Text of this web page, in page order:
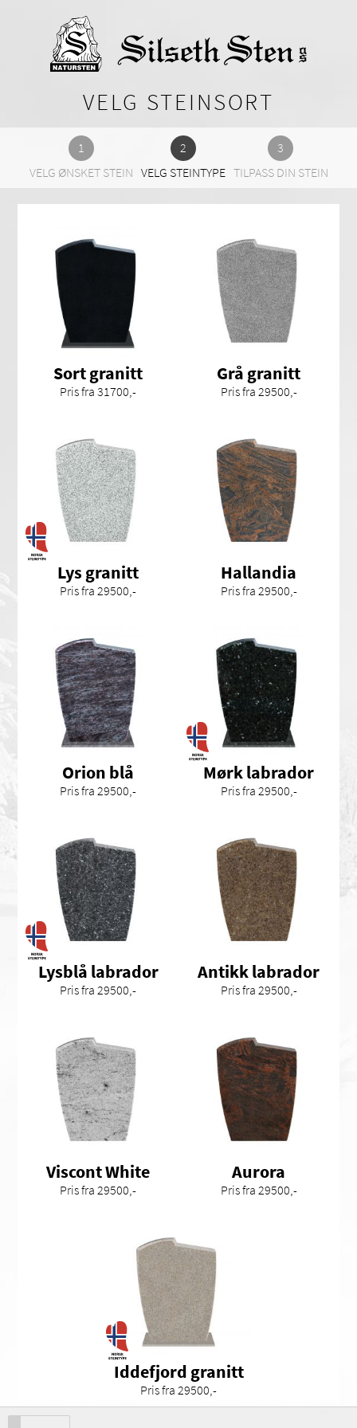
VELG STEINSORT
VELG ØNSKET STEIN VELG STEINTYPE TILPASS DIN STEIN
Sort granitt
Pris fra 31700,-
Grå granitt
Pris fra 29500,-
Lys granitt
Pris fra 29500,-
Hallandia
Pris fra 29500,-
Orion blå
Pris fra 29500,-
Mørk labrador
Pris fra 29500,-
Lysblå labrador
Pris fra 29500,-
Antikk labrador
Pris fra 29500,-
Viscont White
Pris fra 29500,-
Aurora
Pris fra 29500,-
Iddefjord granitt
Pris fra 29500,-